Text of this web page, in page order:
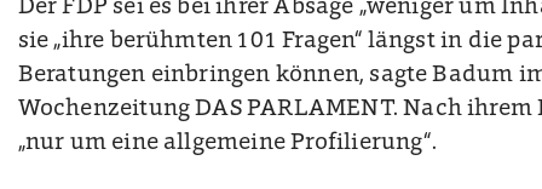
Der FDP sei es bei ihrer Absage „weniger um
sie „ihre berühmten 101 Fragen“ längst in die
Beratungen einbringen können, sagte Badum
Wochenzeitung DAS PARLAMENT. Nach ihrem
„nur um eine allgemeine Profilierung“.